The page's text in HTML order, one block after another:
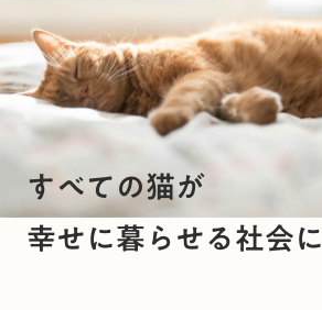
すべての猫が
幸せに暮らせる社会に